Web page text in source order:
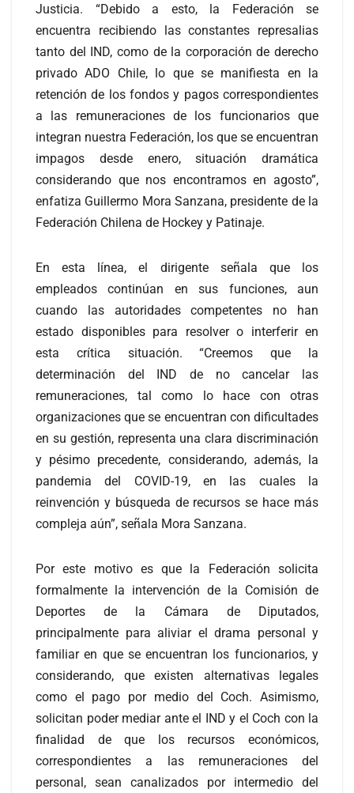
Justicia. “Debido a esto, la Federación se
encuentra recibiendo las constantes represalias
tanto del IND, como de la corporación de derecho
privado ADO Chile, lo que se manifiesta en la
retención de los fondos y pagos correspondientes
a las remuneraciones de los funcionarios que
integran nuestra Federación, los que se encuentran
impagos desde enero, situación dramática
considerando que nos encontramos en agosto”,
enfatiza Guillermo Mora Sanzana, presidente de la
Federación Chilena de Hockey y Patinaje.
En esta línea, el dirigente señala que los
empleados continúan en sus funciones, aun
cuando las autoridades competentes no han
estado disponibles para resolver o interferir en
esta crítica situación. “Creemos que la
determinación del IND de no cancelar las
remuneraciones, tal como lo hace con otras
organizaciones que se encuentran con dificultades
en su gestión, representa una clara discriminación
y pésimo precedente, considerando, además, la
pandemia del COVID-19, en las cuales la
reinvención y búsqueda de recursos se hace más
compleja aún”, señala Mora Sanzana.
Por este motivo es que la Federación solicita
formalmente la intervención de la Comisión de
Deportes de la Cámara de Diputados,
principalmente para aliviar el drama personal y
familiar en que se encuentran los funcionarios, y
considerando, que existen alternativas legales
como el pago por medio del Coch. Asimismo,
solicitan poder mediar ante el IND y el Coch con la
finalidad de que los recursos económicos,
correspondientes a las remuneraciones del
personal, sean canalizados por intermedio del